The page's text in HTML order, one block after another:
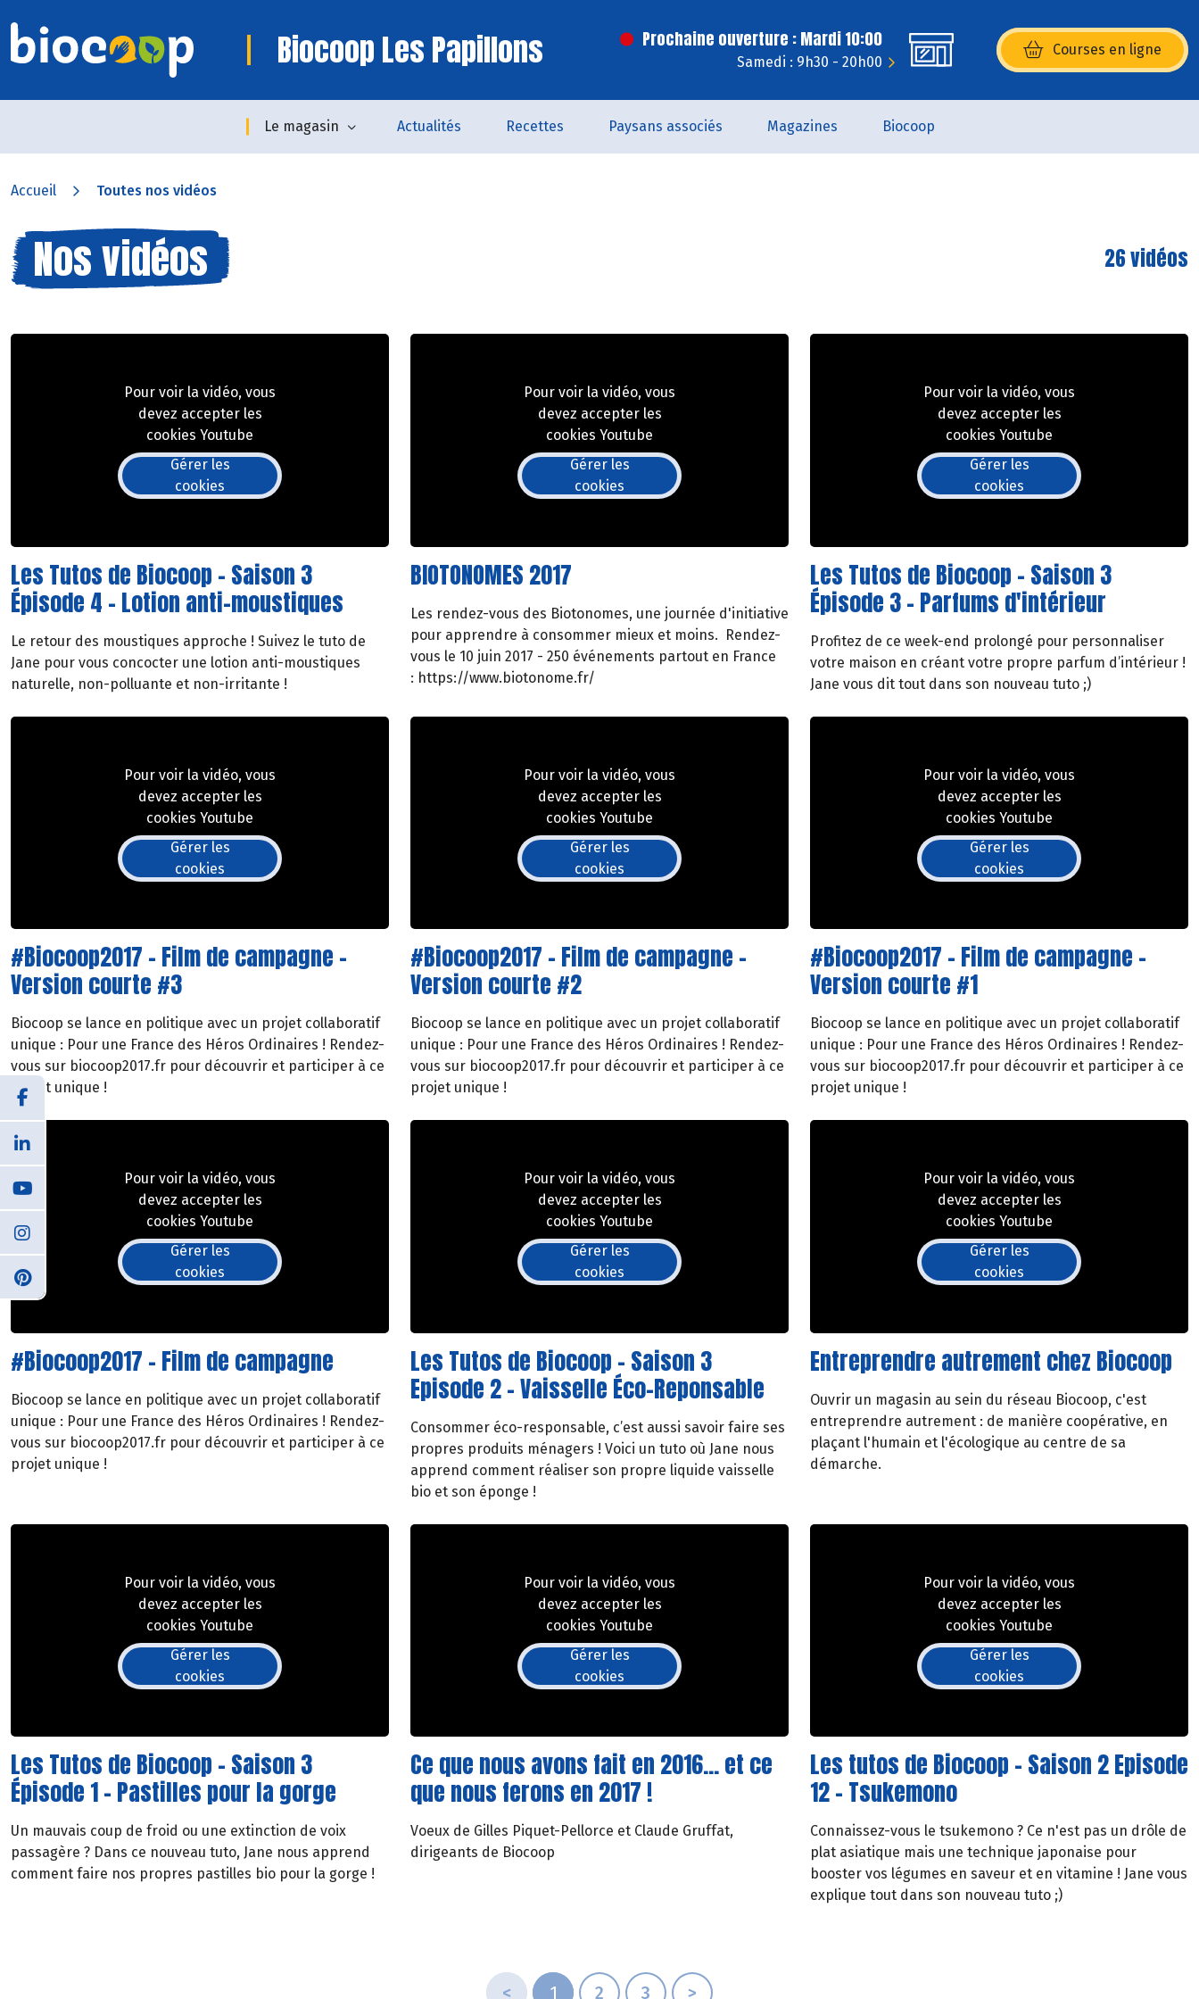
Biocoop Les Papillons Prochaine ouverture : Mardi 10:00
Samedi : 9h30 - 20h00
Courses en ligne
(s’ouvre dans une nouvelle
Le magasin Actualités Recettes Paysans associés Magazines Biocoop
Accueil Toutes nos vidéos
Nos vidéos 26 vidéos
Pour voir la vidéo, vous
devez accepter les
cookies Youtube
Gérer les
cookies
Les Tutos de Biocoop - Saison 3
Épisode 4 - Lotion anti-moustiques
Le retour des moustiques approche ! Suivez le tuto de
Jane pour vous concocter une lotion anti-moustiques
naturelle, non-polluante et non-irritante !
Pour voir la vidéo, vous
devez accepter les
cookies Youtube
Gérer les
cookies
BIOTONOMES 2017
Les rendez-vous des Biotonomes, une journée d'initiative
pour apprendre à consommer mieux et moins. Rendez-
vous le 10 juin 2017 - 250 événements partout en France
: https://www.biotonome.fr/
Pour voir la vidéo, vous
devez accepter les
cookies Youtube
Gérer les
cookies
Les Tutos de Biocoop - Saison 3
Épisode 3 - Parfums d'intérieur
Profitez de ce week-end prolongé pour personnaliser
votre maison en créant votre propre parfum d’intérieur !
Jane vous dit tout dans son nouveau tuto ;)
Pour voir la vidéo, vous
devez accepter les
cookies Youtube
Gérer les
cookies
#Biocoop2017 - Film de campagne -
Version courte #3
Biocoop se lance en politique avec un projet collaboratif
unique : Pour une France des Héros Ordinaires ! Rendez-
vous sur biocoop2017.fr pour découvrir et participer à ce
projet unique !
Pour voir la vidéo, vous
devez accepter les
cookies Youtube
Gérer les
cookies
#Biocoop2017 - Film de campagne -
Version courte #2
Biocoop se lance en politique avec un projet collaboratif
unique : Pour une France des Héros Ordinaires ! Rendez-
vous sur biocoop2017.fr pour découvrir et participer à ce
projet unique !
Pour voir la vidéo, vous
devez accepter les
cookies Youtube
Gérer les
cookies
#Biocoop2017 - Film de campagne -
Version courte #1
Biocoop se lance en politique avec un projet collaboratif
unique : Pour une France des Héros Ordinaires ! Rendez-
vous sur biocoop2017.fr pour découvrir et participer à ce
projet unique !
Pour voir la vidéo, vous
devez accepter les
cookies Youtube
Gérer les
cookies
#Biocoop2017 - Film de campagne
Biocoop se lance en politique avec un projet collaboratif
unique : Pour une France des Héros Ordinaires ! Rendez-
vous sur biocoop2017.fr pour découvrir et participer à ce
projet unique !
Pour voir la vidéo, vous
devez accepter les
cookies Youtube
Gérer les
cookies
Les Tutos de Biocoop - Saison 3
Episode 2 - Vaisselle Éco-Reponsable
Consommer éco-responsable, c’est aussi savoir faire ses
propres produits ménagers ! Voici un tuto où Jane nous
apprend comment réaliser son propre liquide vaisselle
bio et son éponge !
Pour voir la vidéo, vous
devez accepter les
cookies Youtube
Gérer les
cookies
Entreprendre autrement chez Biocoop
Ouvrir un magasin au sein du réseau Biocoop, c'est
entreprendre autrement : de manière coopérative, en
plaçant l'humain et l'écologique au centre de sa
démarche.
Pour voir la vidéo, vous
devez accepter les
cookies Youtube
Gérer les
cookies
Les Tutos de Biocoop - Saison 3
Épisode 1 - Pastilles pour la gorge
Un mauvais coup de froid ou une extinction de voix
passagère ? Dans ce nouveau tuto, Jane nous apprend
comment faire nos propres pastilles bio pour la gorge !
Pour voir la vidéo, vous
devez accepter les
cookies Youtube
Gérer les
cookies
Ce que nous avons fait en 2016... et ce
que nous ferons en 2017 !
Voeux de Gilles Piquet-Pellorce et Claude Gruffat,
dirigeants de Biocoop
Pour voir la vidéo, vous
devez accepter les
cookies Youtube
Gérer les
cookies
Les tutos de Biocoop - Saison 2 Episode
12 - Tsukemono
Connaissez-vous le tsukemono ? Ce n'est pas un drôle de
plat asiatique mais une technique japonaise pour
booster vos légumes en saveur et en vitamine ! Jane vous
explique tout dans son nouveau tuto ;)
< 1 2 3 >